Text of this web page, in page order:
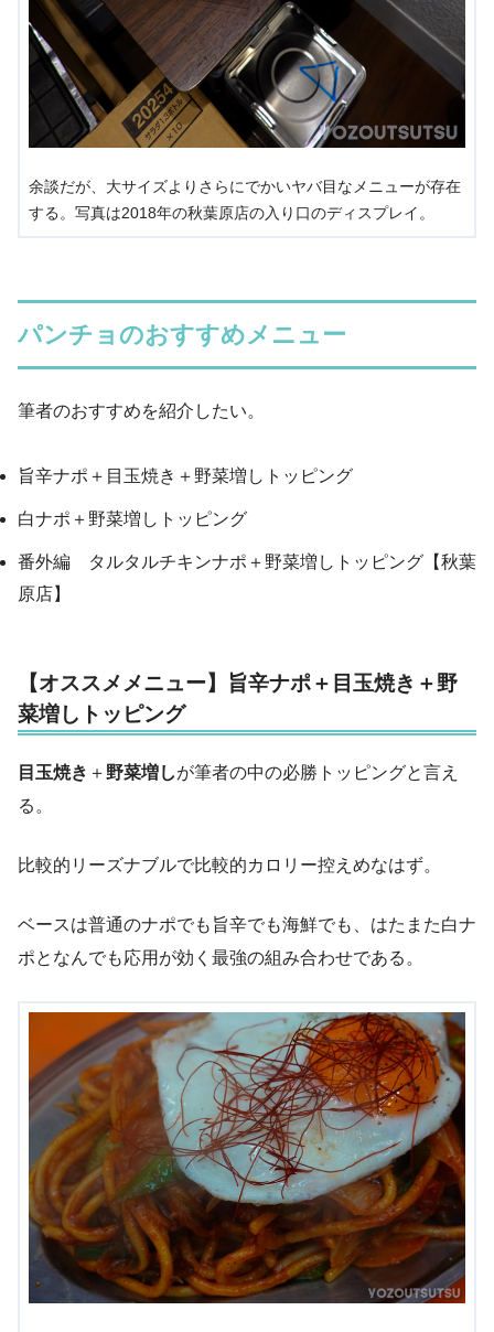
余談だが、大サイズよりさらにでかいヤバ目なメニューが存在
する。写真は2018年の秋葉原店の入り口のディスプレイ。
パンチョのおすすめメニュー
筆者のおすすめを紹介したい。
旨辛ナポ＋目玉焼き＋野菜増しトッピング
白ナポ＋野菜増しトッピング
番外編 タルタルチキンナポ＋野菜増しトッピング【秋葉
原店】
【オススメメニュー】旨辛ナポ＋目玉焼き＋野
菜増しトッピング
目玉焼き ＋ 野菜増しが筆者の中の必勝トッピングと言え
る。
比較的リーズナブルで比較的カロリー控えめなはず。
ベースは普通のナポでも旨辛でも海鮮でも、はたまた白ナ
ポとなんでも応用が効く最強の組み合わせである。